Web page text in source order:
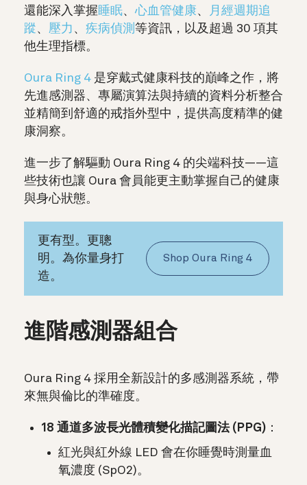
還能深入掌握睡眠、 心血管健康、
月經週期追
蹤、 壓力 、 疾病偵測 等資訊，以及超過 30 項其
他生理指標。
Oura Ring 4 是穿戴式健康科技的巔峰之作，將
先進感測器、專屬演算法與持續的資料分析整合
並精簡到舒適的戒指外型中，提供高度精準的健
康洞察。
進一步了解驅動 Oura Ring 4 的尖端科技——這
些技術也讓 Oura 會員能更主動掌握自己的健康
與身心狀態。
更有型。更聰
明。為你量身打
造。
Shop Oura Ring 4
進階感測器組合
Oura Ring 4 採用全新設計的多感測器系統，帶
來無與倫比的準確度。
18 通道多波長光體積變化描記圖法 (PPG) ：
紅光與紅外線 LED 會在你睡覺時測量血
氧濃度 (SpO2)。